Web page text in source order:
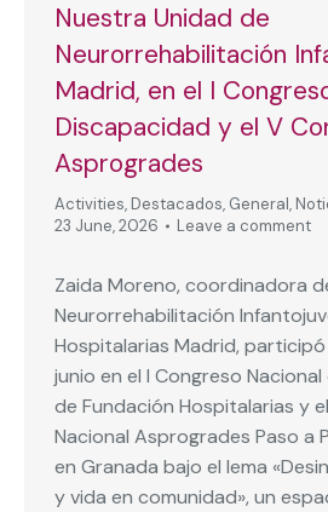
Nuestra Unidad de
Neurorrehabilitación
Madrid, en el I
Discapacidad y el V
Asprogrades
Activities, Destacados, General,
23 June, 2026
Leave a comment
Zaida Moreno, coordinadora
Neurorrehabilitación
Hospitalarias Madrid, participó
junio en el I Congreso
de Fundación Hospitalarias y
Nacional Asprogrades Paso a
en Granada bajo el lema
y vida en comunidad», un